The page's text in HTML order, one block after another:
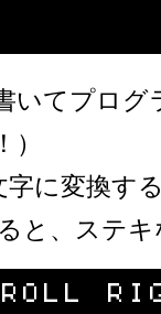
いてプログ
に変換す
と、ステ